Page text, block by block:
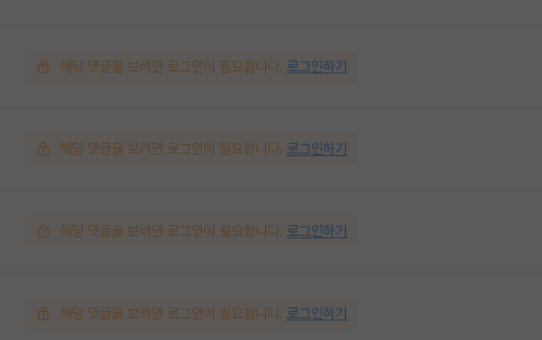
해당 댓글을 보려면 로그인이 필요합니다. 로그인하기
해당 댓글을 보려면 로그인이 필요합니다. 로그인하기
해당 댓글을 보려면 로그인이 필요합니다. 로그인하기
해당 댓글을 보려면 로그인이 필요합니다. 로그인하기